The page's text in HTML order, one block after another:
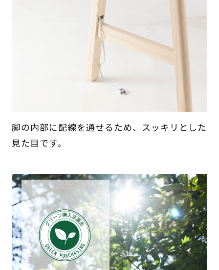
脚の内部に配線を通せるため、スッキリとした
見た目です。